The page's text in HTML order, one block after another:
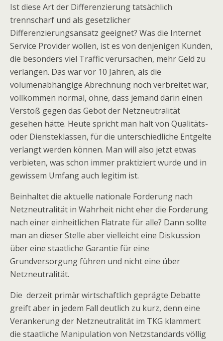
Ist diese Art der Differenzierung tatsächlich
trennscharf und als gesetzlicher
Differenzierungsansatz geeignet? Was die Internet
Service Provider wollen, ist es von denjenigen Kunden,
die besonders viel Traffic verursachen, mehr Geld zu
verlangen. Das war vor 10 Jahren, als die
volumenabhängige Abrechnung noch verbreitet war,
vollkommen normal, ohne, dass jemand darin einen
Verstoß gegen das Gebot der Netzneutralität
gesehen hätte. Heute spricht man halt von Qualitäts-
oder Diensteklassen, für die unterschiedliche Entgelte
verlangt werden können. Man will also jetzt etwas
verbieten, was schon immer praktiziert wurde und in
gewissem Umfang auch legitim ist.
Beinhaltet die aktuelle nationale Forderung nach
Netzneutralität in Wahrheit nicht eher die Forderung
nach einer einheitlichen Flatrate für alle? Dann sollte
man an dieser Stelle aber vielleicht eine Diskussion
über eine staatliche Garantie für eine
Grundversorgung führen und nicht eine über
Netzneutralität.
Die derzeit primär wirtschaftlich geprägte Debatte
greift aber in jedem Fall deutlich zu kurz, denn eine
Verankerung der Netzneutralität im TKG klammert
die staatliche Manipulation von Netzstandards völlig